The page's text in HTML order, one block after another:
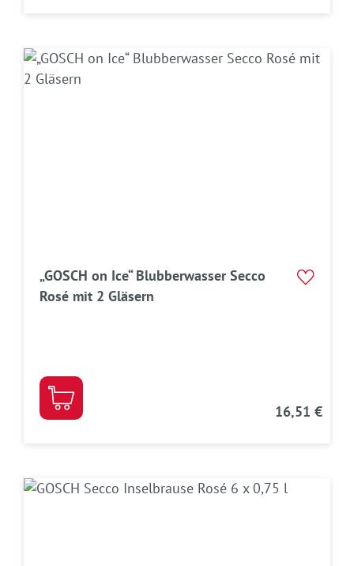
„GOSCH on Ice“ Blubberwasser Secco
Rosé mit 2 Gläsern
16,51 €